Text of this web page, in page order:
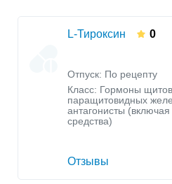
L-Тироксин 0
Отпуск: По рецепту
Класс: Гормоны
паращитовидных
антагонисты
средства)
Отзывы